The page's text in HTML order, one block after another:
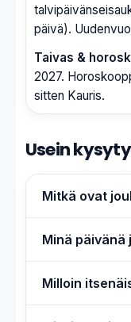
päivä).
Taivas &
2027.
sitten Kauris.
Usein
Mitkä ovat
Minä päivänä
Milloin